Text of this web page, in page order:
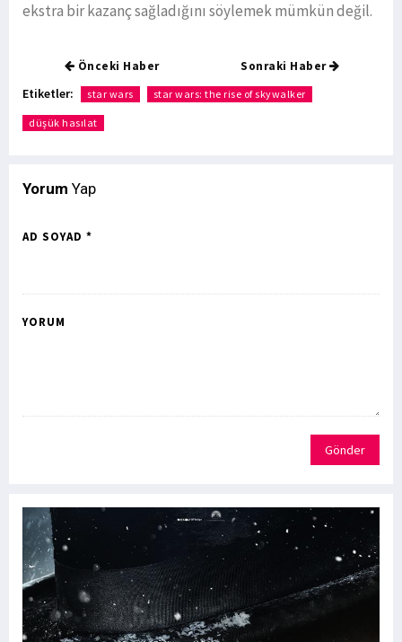
ekstra bir kazanç sağladığını söylemek mümkün değil.
Önceki Haber Sonraki Haber
Etiketler: star wars star wars: the rise of skywalker
düşük hasılat
Yorum Yap
AD SOYAD *
YORUM
Gönder